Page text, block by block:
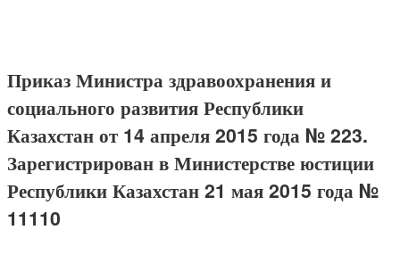
Приказ Министра здравоохранения и
социального развития Республики
Казахстан от 14 апреля 2015 года № 223.
Зарегистрирован в Министерстве юстиции
Республики Казахстан 21 мая 2015 года №
11110